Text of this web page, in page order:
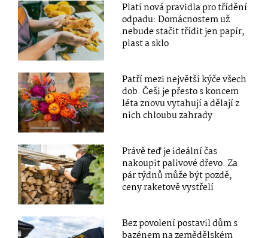
Platí nová pravidla pro třídění
odpadu: Domácnostem už
nebude stačit třídit jen papír,
plast a sklo
Patří mezi největší kýče všech
dob. Češi je přesto s koncem
léta znovu vytahují a dělají z
nich chloubu zahrady
Právě teď je ideální čas
nakoupit palivové dřevo. Za
pár týdnů může být pozdě,
ceny raketově vystřelí
Bez povolení postavil dům s